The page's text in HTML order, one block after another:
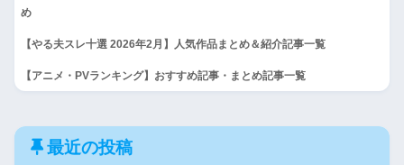
め
【やる夫スレ十選 2026年2月】人気作品まとめ＆紹介記事一覧
【アニメ・PVランキング】おすすめ記事・まとめ記事一覧
最近の投稿